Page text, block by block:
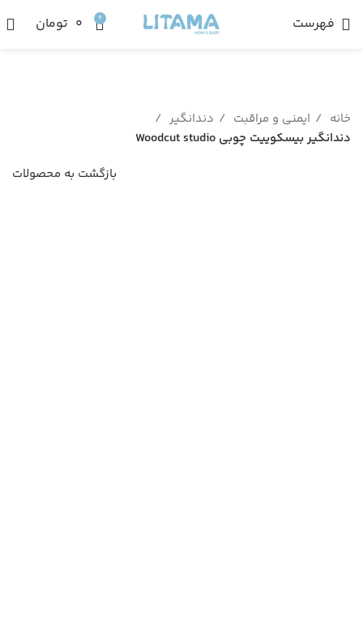
فهرست 0 ۰ تومان
خانه ایمنی و مراقبت
دندانگیر
دندانگیر بیسکوییت چوبی Woodcut studio
بازگشت به محصولات